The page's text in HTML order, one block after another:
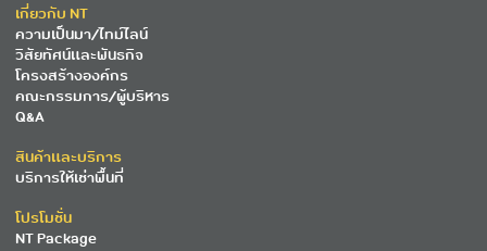
เกี่ยวกับ NT
ความเป็นมา/ไทม์ไลน์
วิสัยทัศน์และพันธกิจ
โครงสร้างองค์กร
คณะกรรมการ/ผู้บริหาร
Q&A
สินค้าและบริการ
บริการให้เช่าพื้นที่
โปรโมชั่น
NT Package